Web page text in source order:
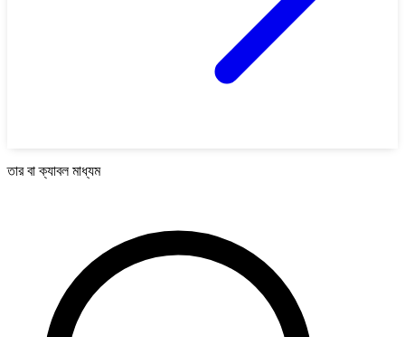
তার বা ক্যাবল মাধ্যম